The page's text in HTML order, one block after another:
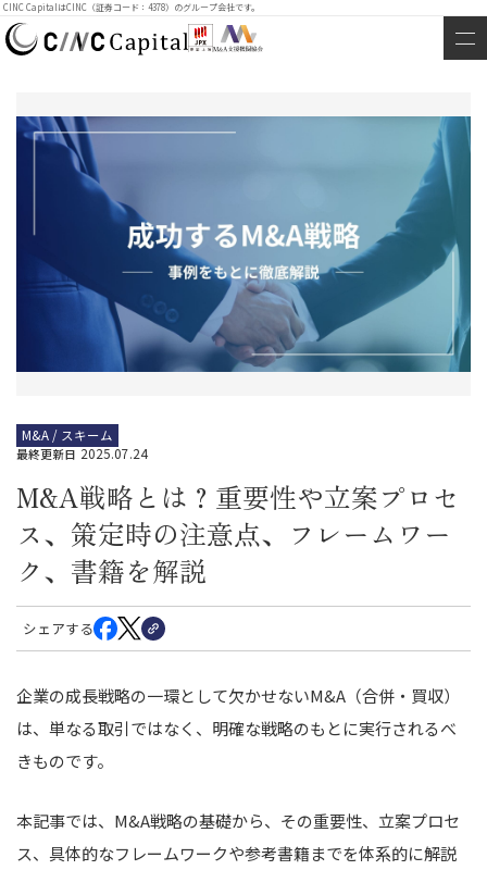
CINC CapitalはCINC（証券コード：4378）のグループ会社です。
M&A / スキーム
最終更新日 2025.07.24
M&A戦略とは？重要性や立案プロセ
ス、策定時の注意点、フレームワー
ク、書籍を解説
シェアする
企業の成長戦略の一環として欠かせないM&A（合併・買収）
は、単なる取引ではなく、明確な戦略のもとに実行されるべ
きものです。
本記事では、M&A戦略の基礎から、その重要性、立案プロセ
ス、具体的なフレームワークや参考書籍までを体系的に解説